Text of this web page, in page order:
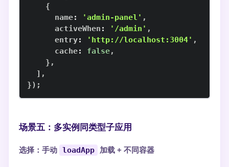
{
      name
: 'admin-panel' ,
      activeWhen
: '/admin' ,
      entry
: 'http://localhost:3004' ,
      cache
: false,
} ,
] ,
}) ;
场景五：多实例同类型子应用
选择：手动 loadApp 加载 + 不同容器